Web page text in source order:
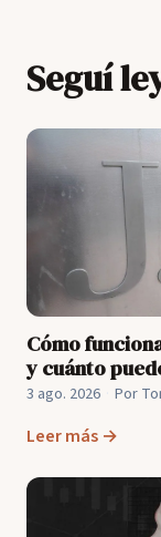
Seguí
Cómo
y cuánto
3 ago. 2026 Por
Leer más →